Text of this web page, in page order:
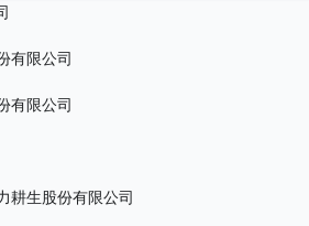
有限公司
有限公司
耕生股份有限公司